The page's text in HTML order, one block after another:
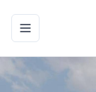
Toggle